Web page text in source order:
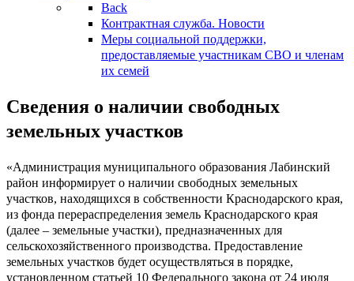
Back
Контрактная служба. Новости
Меры социальной поддержки,
предоставляемые участникам СВО и членам
их семей
Сведения о наличии свободных
земельных участков
«Администрация муниципального образования Лабинский
район информирует о наличии свободных земельных
участков, находящихся в собственности Краснодарского края,
из фонда перераспределения земель Краснодарского края
(далее – земельные участки), предназначенных для
сельскохозяйственного производства. Предоставление
земельных участков будет осуществляться в порядке,
установленном статьей 10 Федерального закона от 24 июля